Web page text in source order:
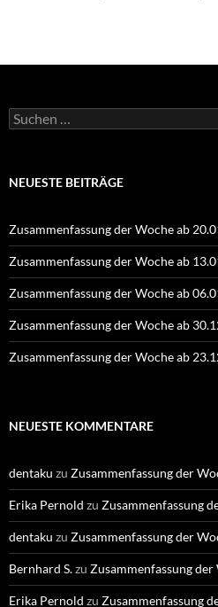
Suchen
nach:
NEUESTE BEITRÄGE
Zusammenfassung der Woche ab
Zusammenfassung der Woche ab
Zusammenfassung der Woche ab
Zusammenfassung der Woche ab
Zusammenfassung der Woche ab
NEUESTE KOMMENTARE
dentaku zu Zusammenfassung der
Erika Pernold zu Zusammenfassung
dentaku zu Zusammenfassung der
Bernhard S.zu Zusammenfassung
Erika Pernold zu Zusammenfassung